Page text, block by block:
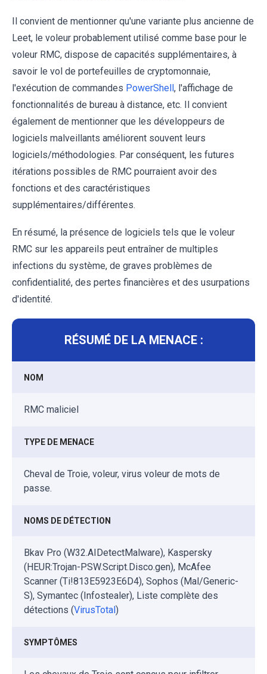
Il convient de mentionner qu'une variante plus ancienne de
Leet, le voleur probablement utilisé comme base pour le
voleur RMC, dispose de capacités supplémentaires, à
savoir le vol de portefeuilles de cryptomonnaie,
l'exécution de commandes PowerShell, l'affichage de
fonctionnalités de bureau à distance, etc. Il convient
également de mentionner que les développeurs de
logiciels malveillants améliorent souvent leurs
logiciels/méthodologies. Par conséquent, les futures
itérations possibles de RMC pourraient avoir des
fonctions et des caractéristiques
supplémentaires/différentes.
En résumé, la présence de logiciels tels que le voleur
RMC sur les appareils peut entraîner de multiples
infections du système, de graves problèmes de
confidentialité, des pertes financières et des usurpations
d'identité.
RÉSUMÉ DE LA MENACE :
NOM
RMC maliciel
TYPE DE MENACE
Cheval de Troie, voleur, virus voleur de mots de
passe.
NOMS DE DÉTECTION
Bkav Pro (W32.AIDetectMalware), Kaspersky
(HEUR:Trojan-PSW.Script.Disco.gen), McAfee
Scanner (Ti!813E5923E6D4), Sophos (Mal/Generic-
S), Symantec (Infostealer), Liste complète des
détections (VirusTotal)
SYMPTÔMES